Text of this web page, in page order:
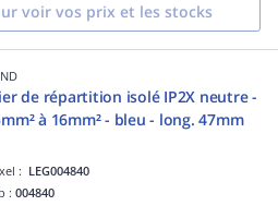
voir vos prix et les stocks
de répartition isolé IP2X neutre -
à 16mm² - bleu - long. 47mm
: LEG004840
:004840